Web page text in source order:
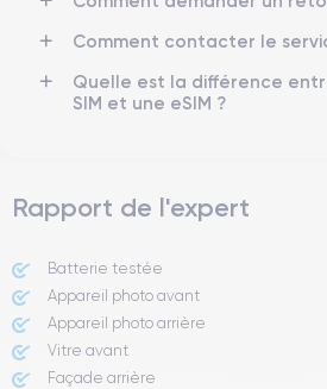
vous pouvez consulter lafiche
Comment contacter le
Quelle est la différence
SIM et une eSIM ?
Rapport de l'expert
Batterie testée
Appareil photo avant
Appareil photo arrière ​
Vitre avant ​
Façade arrière